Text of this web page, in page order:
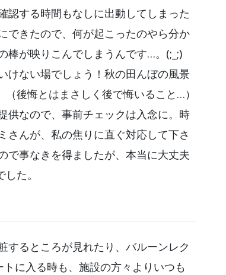
認する時間もなしに出動してしまった
できたので、何が起こったのやら分か
棒が映りこんでしまうんです…。(;_;)
けない場でしょう！秋の田んぼの風景
後悔とはまさしく後で悔いること…）
供なので、事前チェックは入念に。時
さんが、私の焦りに直ぐ対応して下さ
で事なきを得ましたが、本当に大丈夫
た。
するところが見れたり、バルーンレク
に入る時も、施設の方々よりいつも